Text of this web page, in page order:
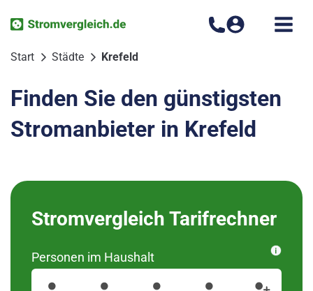
Inhalt
Start
Städte Krefeld
Finden Sie den günstigsten
Stromanbieter in Krefeld
Stromvergleich Tarifrechner
Personen im Haushalt
Bitte wählen Sie Ihren
Ortsteil aus
Für Ihre Postleitzahl
47802
wurden diese Regionen